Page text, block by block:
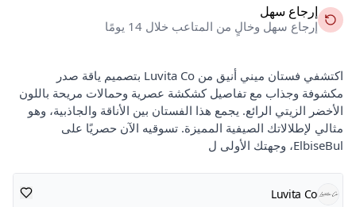
إرجاع سهل
إرجاع سهل وخالٍ من المتاعب خلال 14 يومًا
اكتشفي فستان ميني أنيق من Luvita Co بتصميم ياقة صدر
مكشوفة وجذاب مع تفاصيل كشكشة عصرية وحمالات مريحة باللون
الأخضر الزيتي الرائع. يجمع هذا الفستان بين الأناقة والجاذبية، وهو
مثالي لإطلالاتك الصيفية المميزة. تسوقيه الآن حصريًا على
ElbiseBul، وجهتك الأولى ل
Luvita Co